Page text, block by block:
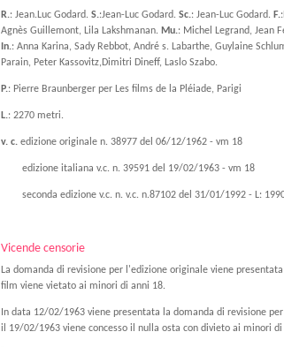
R.: Jean.Luc Godard. S.:Jean-Luc Godard. Sc.: Jean-Luc Godard. F.
Agnès Guillemont, Lila Lakshmanan. Mu.: Michel Legrand, Jean
In.: Anna Karina, Sady Rebbot, André s. Labarthe, Guylaine
Parain, Peter Kassovitz,Dimitri Dineff, Laslo Szabo.
P.: Pierre Braunberger per Les films de la Pléiade, Parigi
L.: 2270 metri.
v. c. edizione originale n. 38977 del 06/12/1962 - vm 18
edizione italiana v.c. n. 39591 del 19/02/1963 - vm 18
seconda edizione v.c. n. v.c. n.87102 del 31/01/1992 - L:
Vicende censorie
La domanda di revisione per l'edizione originale viene
film viene vietato ai minori di anni 18.
In data 12/02/1963 viene presentata la domanda di revisione
il 19/02/1963 viene concesso il nulla osta con divieto ai minori di